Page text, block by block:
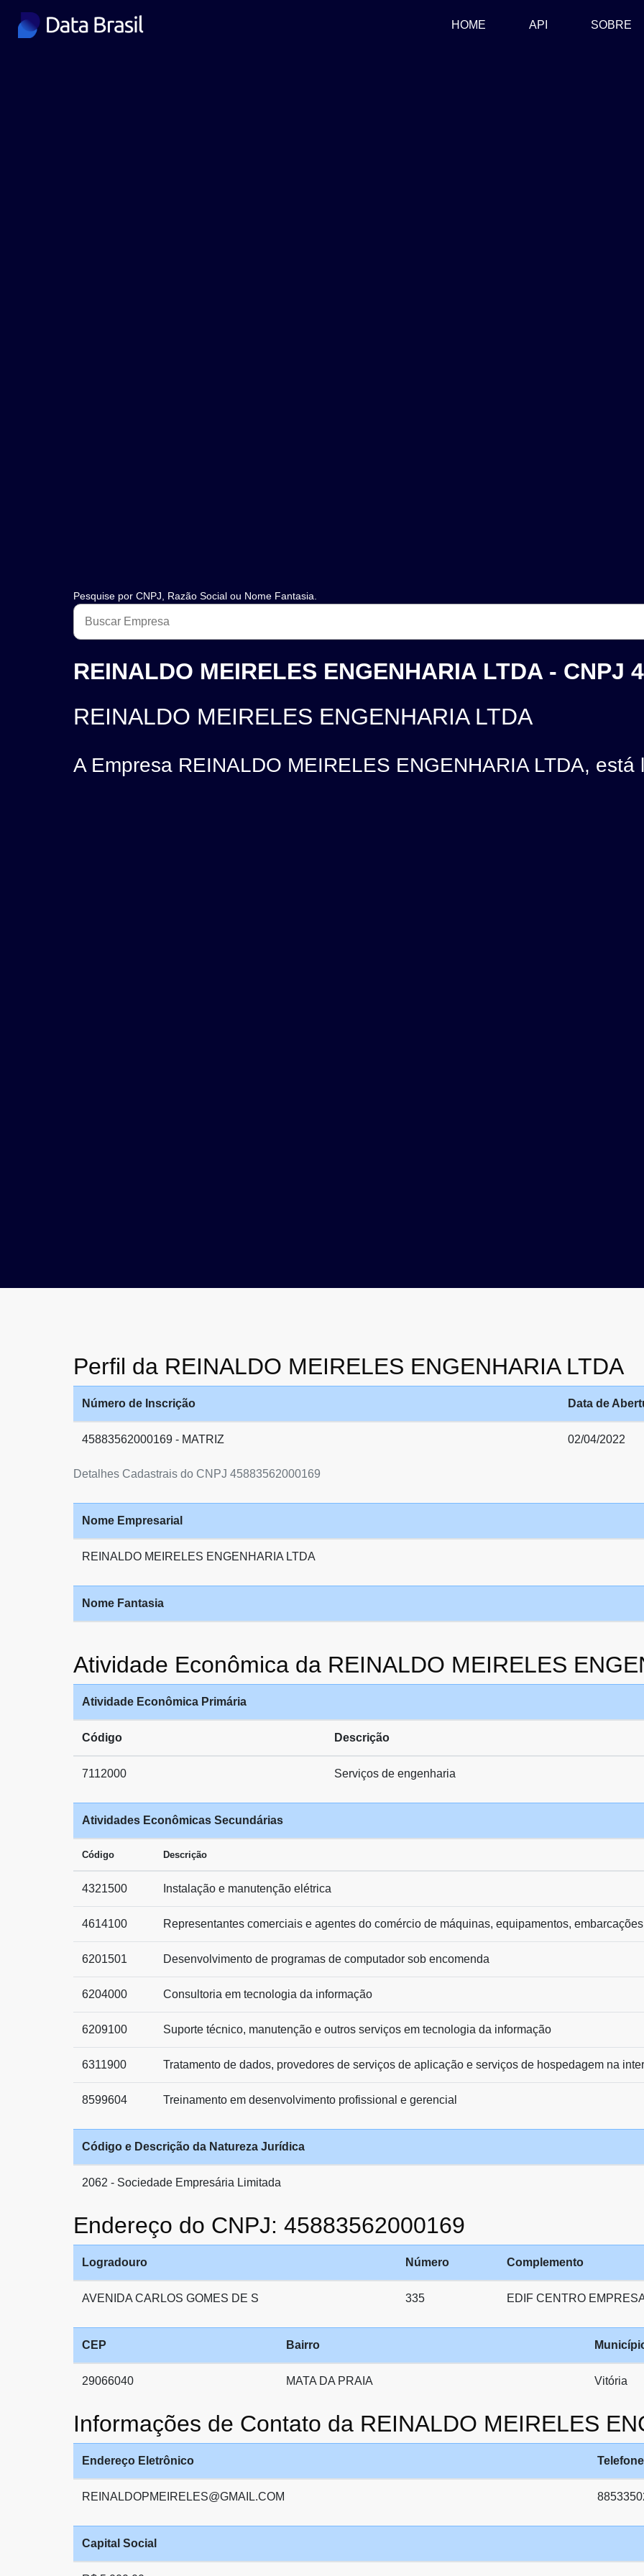
HOME (CURRENT)
API SOBRE
Pesquise por CNPJ, Razão Social ou Nome Fantasia.
REINALDO MEIRELES ENGENHARIA LTDA - CNPJ
REINALDO MEIRELES ENGENHARIA LTDA
A Empresa REINALDO MEIRELES ENGENHARIA LTDA,
Perfil da REINALDO MEIRELES ENGENHARIA LTDA
Detalhes Cadastrais do CNPJ 45883562000169
Número de Inscrição Data de
45883562000169 - MATRIZ 02/04/2022
Nome Empresarial
REINALDO MEIRELES ENGENHARIA LTDA
Nome Fantasia
Atividade Econômica da REINALDO MEIRELES
Atividade Econômica Primária
Código Descrição
7112000 Serviços de engenharia
Atividades Econômicas Secundárias
Código Descrição
4321500 Instalação e manutenção elétrica
4614100 Representantes comerciais e agentes do comércio de máquinas, equipamentos,
6201501 Desenvolvimento de programas de computador sob encomenda
6204000 Consultoria em tecnologia da informação
6209100 Suporte técnico, manutenção e outros serviços em tecnologia da informação
6311900 Tratamento de dados, provedores de serviços de aplicação e serviços de hospedagem na
8599604 Treinamento em desenvolvimento profissional e gerencial
Código e Descrição da Natureza Jurídica
2062 - Sociedade Empresária Limitada
Endereço do CNPJ: 45883562000169
Logradouro Número Complemento
AVENIDA CARLOS GOMES DE S 335 EDIF CENTRO
CEP Bairro
29066040 MATA DA PRAIA Vitória
Informações de Contato da REINALDO MEIRELES
Endereço Eletrônico Telefone
REINALDOPMEIRELES@GMAIL.COM
Capital Social